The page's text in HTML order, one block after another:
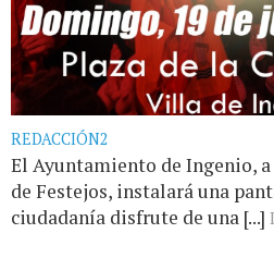
REDACCIÓN2
El Ayuntamiento de Ingenio,
de Festejos, instalará una
ciudadanía disfrute de una [...]